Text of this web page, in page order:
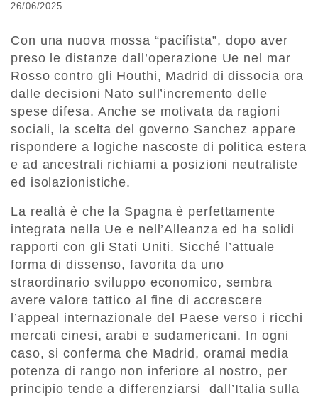
26/06/2025
Con una nuova mossa “pacifista”, dopo aver
preso le distanze dall’operazione Ue nel mar
Rosso contro gli Houthi, Madrid di dissocia ora
dalle decisioni Nato sull’incremento delle
spese difesa. Anche se motivata da ragioni
sociali, la scelta del governo Sanchez appare
rispondere a logiche nascoste di politica estera
e ad ancestrali richiami a posizioni neutraliste
ed isolazionistiche.
La realtà è che la Spagna è perfettamente
integrata nella Ue e nell’Alleanza ed ha solidi
rapporti con gli Stati Uniti. Sicché l’attuale
forma di dissenso, favorita da uno
straordinario sviluppo economico, sembra
avere valore tattico al fine di accrescere
l’appeal internazionale del Paese verso i ricchi
mercati cinesi, arabi e sudamericani. In ogni
caso, si conferma che Madrid, oramai media
potenza di rango non inferiore al nostro, per
principio tende a differenziarsi dall’Italia sulla